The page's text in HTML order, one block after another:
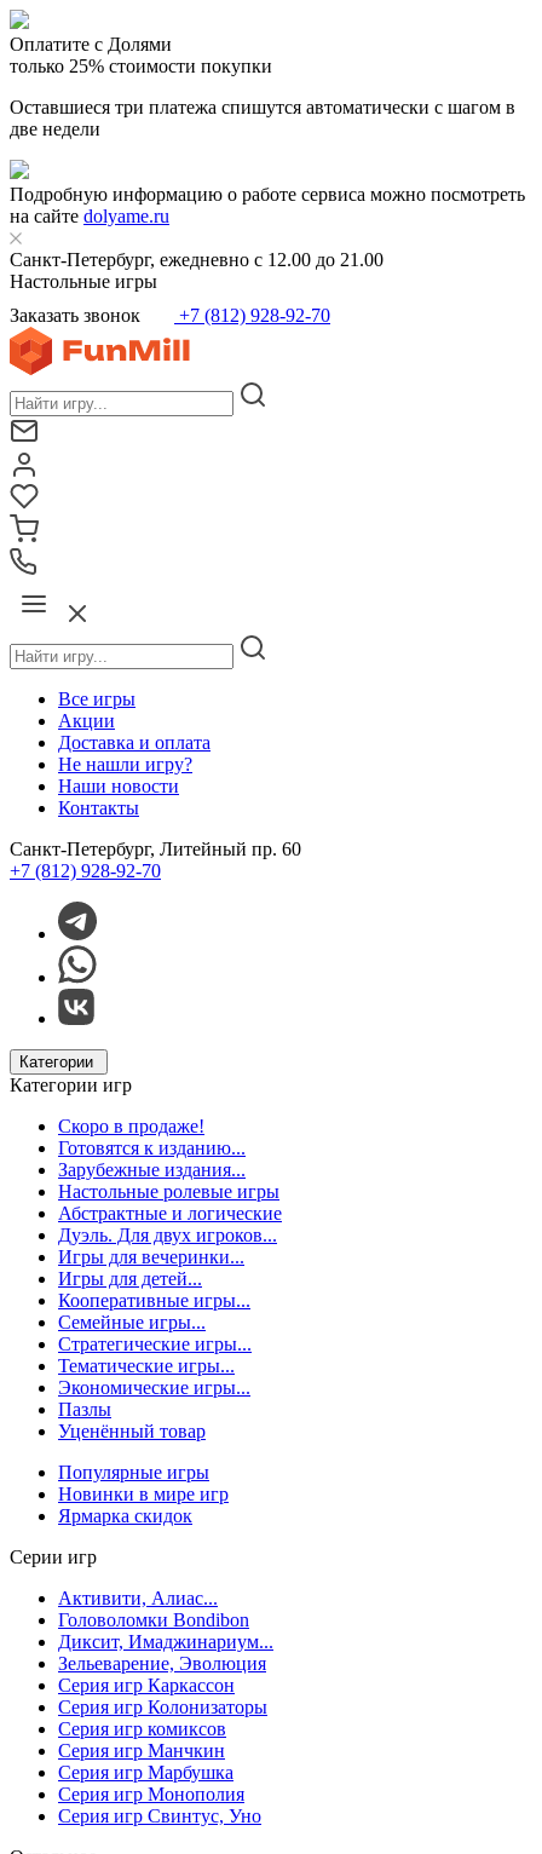
Оплатите с Долями
только 25% стоимости покупки
Оставшиеся три платежа спишутся автоматически с шагом в
две недели
Подробную информацию о работе сервиса можно посмотреть
на сайте dolyame.ru
Санкт-Петербург, ежедневно с 12.00 до 21.00
Настольные игры
Заказать звонок
+7 (812) 928-92-70
Все игры
Акции
Доставка и оплата
Не нашли игру?
Наши новости
Контакты
Санкт-Петербург, Литейный пр. 60
+7 (812) 928-92-70
Категории
Категории игр
Скоро в продаже!
Готовятся к изданию...
Зарубежные издания...
Настольные ролевые игры
Абстрактные и логические
Дуэль. Для двух игроков...
Игры для вечеринки...
Игры для детей...
Кооперативные игры...
Семейные игры...
Стратегические игры...
Тематические игры...
Экономические игры...
Пазлы
Уценённый товар
Популярные игры
Новинки в мире игр
Ярмарка скидок
Серии игр
Активити, Алиас...
Головоломки Bondibon
Диксит, Имаджинариум...
Зельеварение, Эволюция
Серия игр Каркассон
Серия игр Колонизаторы
Серия игр комиксов
Серия игр Манчкин
Серия игр Марбушка
Серия игр Монополия
Серия игр Свинтус, Уно